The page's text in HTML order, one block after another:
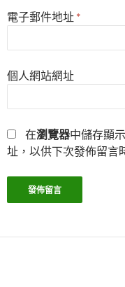
電子郵件地址 *
個人網站網址
在瀏覽器中儲存顯
址，以供下次發佈留言